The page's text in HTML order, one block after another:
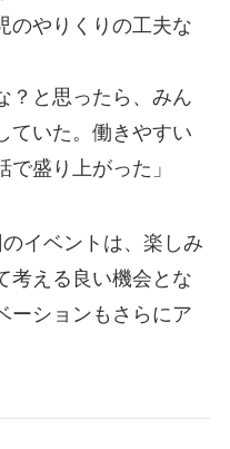
のやりくりの工夫な
？と思ったら、みん
ていた。働きやすい
盛り上がった」
イベントは、楽しみ
考える良い機会とな
ーションもさらにア